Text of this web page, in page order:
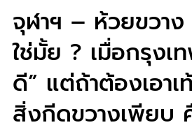
จุฬาฯ – ห้วยขวาง
ใช่มั้ย ? เมื่อกรุงเ
ดี” แต่ถ้าต้องเอา
สิ่งกีดขวางเพียบ